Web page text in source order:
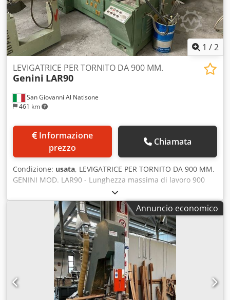
1 /2
San Giovanni Al Natisone
461 km
LEVIGATRICE PER TORNITO DA 900 MM.
Genini LAR90
prezzo
Chiamata
Condizione: usata, LEVIGATRICE PER TORNITO DA 900 MM.
GENINI MOD. LAR90 - Lunghezza massima di lavoro 900
mm. Cjdpfewrn Uysx Aaxoha - Caricatore automatico
Annuncio economico